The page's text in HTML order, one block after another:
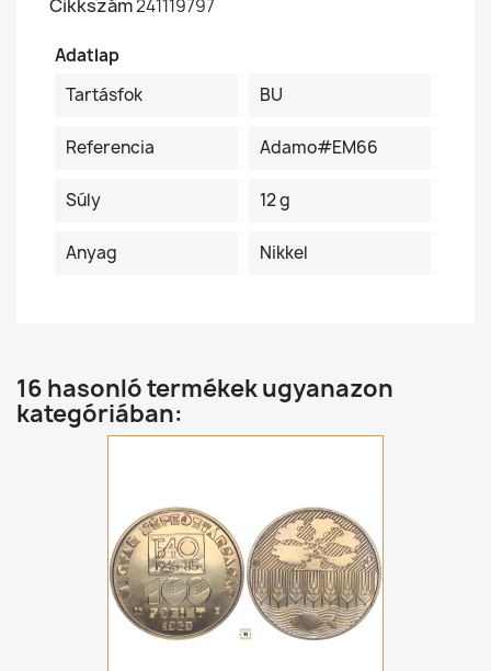
Cikkszám241119797
Adatlap
Tartásfok
BU
Referencia Adamo#EM66
Súly 12 g
Anyag Nikkel
16 hasonló termékek ugyanazon
kategóriában: